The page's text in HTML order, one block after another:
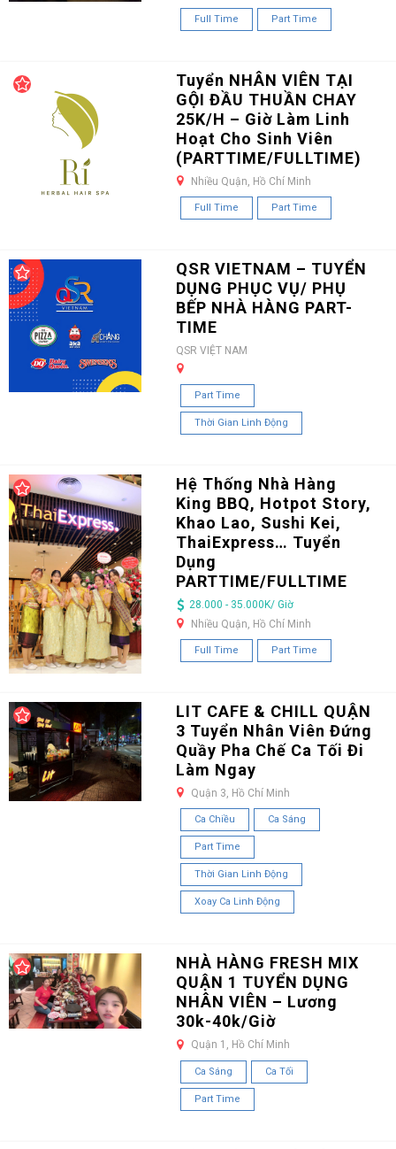
Full Time Part Time
Tuyển NHÂN VIÊN TẠI
GỘI ĐẦU THUẦN CHAY
25K/H – Giờ Làm Linh
Hoạt Cho Sinh Viên
(PARTTIME/FULLTIME)
Nhiều Quận, Hồ Chí Minh
Full Time Part Time
QSR VIETNAM – TUYỂN
DỤNG PHỤC VỤ/ PHỤ
BẾP NHÀ HÀNG PART-
TIME
QSR VIỆT NAM
Part Time
Thời Gian Linh Động
Hệ Thống Nhà Hàng
King BBQ, Hotpot Story,
Khao Lao, Sushi Kei,
ThaiExpress… Tuyển
Dụng
PARTTIME/FULLTIME
28.000 - 35.000K/ Giờ
Nhiều Quận, Hồ Chí Minh
Full Time Part Time
LIT CAFE & CHILL QUẬN
3 Tuyển Nhân Viên Đứng
Quầy Pha Chế Ca Tối Đi
Làm Ngay
Quận 3, Hồ Chí Minh
Ca Chiều Ca Sáng
Part Time
Thời Gian Linh Động
Xoay Ca Linh Động
NHÀ HÀNG FRESH MIX
QUẬN 1 TUYỂN DỤNG
NHÂN VIÊN – Lương
30k-40k/Giờ
Quận 1, Hồ Chí Minh
Ca Sáng Ca Tối
Part Time